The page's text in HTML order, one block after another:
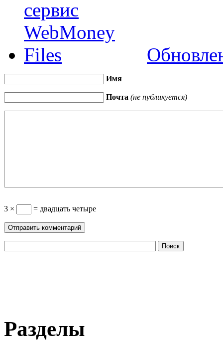
Имя
Почта (не публикуется)
3 × = двадцать четыре
Разделы